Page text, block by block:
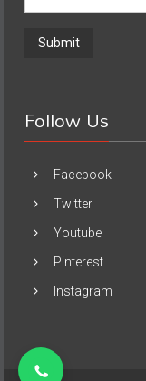
Follow Us
Facebook
Twitter
Youtube
Pinterest
Instagram